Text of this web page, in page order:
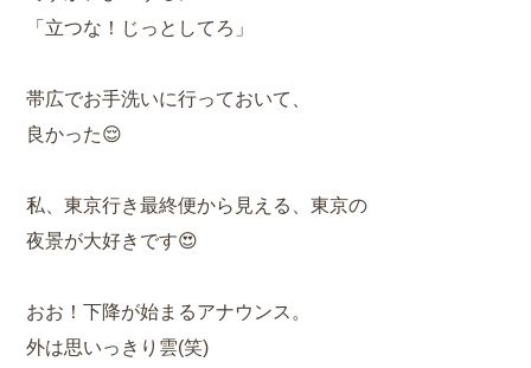
「立つな！じっとしてろ」
帯広でお手洗いに行っておいて、
良かった😌
私、東京行き最終便から見える、東京の
夜景が大好きです😍
おお！下降が始まるアナウンス。
外は思いっきり雲(笑)